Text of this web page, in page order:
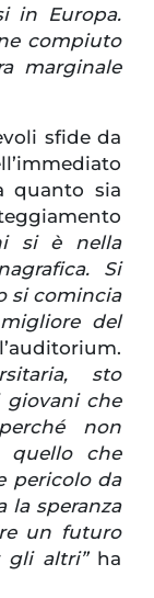
in Europa.
compiuto
marginale
sfide da
quanto sia
si è nella
Si
si comincia
del
sto
che
non
che
pericolo da
la speranza
un futuro
gli altri”ha